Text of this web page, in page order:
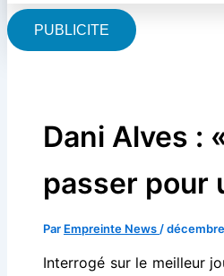
PUBLICITE
Dani Alves :
passer pour
Par Empreinte News /
Interrogé sur le meilleur